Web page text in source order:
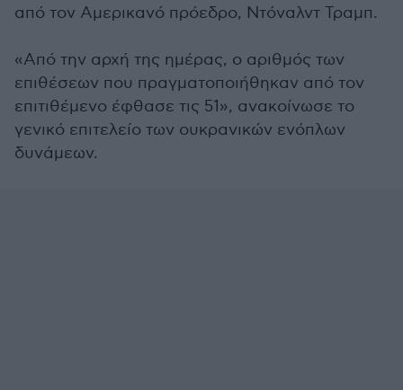
από τον Aμερικανό πρόεδρο, Ντόναλντ Τραμπ.
«Από την αρχή της ημέρας, ο αριθμός των
επιθέσεων που πραγματοποιήθηκαν από τον
επιτιθέμενο έφθασε τις 51», ανακοίνωσε το
γενικό επιτελείο των ουκρανικών ενόπλων
δυνάμεων.